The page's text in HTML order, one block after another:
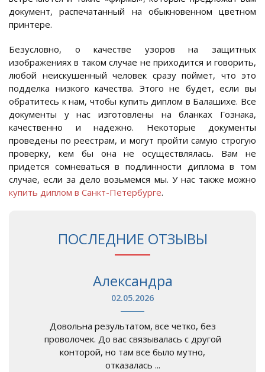
документ, распечатанный на обыкновенном цветном
принтере.
Безусловно, о качестве узоров на защитных
изображениях в таком случае не приходится и говорить,
любой неискушенный человек сразу поймет, что это
подделка низкого качества. Этого не будет, если вы
обратитесь к нам, чтобы купить диплом в Балашихе. Все
документы у нас изготовлены на бланках Гознака,
качественно и надежно. Некоторые документы
проведены по реестрам, и могут пройти самую строгую
проверку, кем бы она не осуществлялась. Вам не
придется сомневаться в подлинности диплома в том
случае, если за дело возьмемся мы. У нас также можно
купить диплом в Санкт-Петербурге.
ПОСЛЕДНИЕ ОТЗЫВЫ
Александра
02.05.2026
Довольна результатом, все четко, без
проволочек. До вас связывалась с другой
конторой, но там все было мутно,
отказалась ...